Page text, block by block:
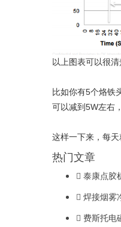
以上图表可以很
比如你有5个烙铁
可以减到5W左右
这样一下来，每
热门文章
泰康点胶
焊接烟雾
费斯托电